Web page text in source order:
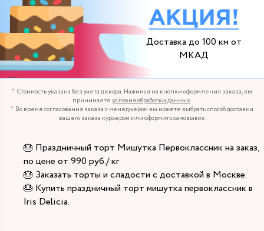
АКЦИЯ!
Доставка до 100 км от
МКАД
Стоимость указана без учета декора. Нажимая на кнопки оформления заказа, вы
принимаетеусловия обработки данных.
Во время согласования заказа с менеджером вы можете выбрать способ доставки
вашего заказа курьером или оформить самовывоз.
🎂 Праздничный торт Мишутка Первоклассник на заказ,
по цене от 990 руб./ кг
🎂 Заказать торты и сладости с доставкой в Москве.
🎂 Купить праздничный торт мишутка первоклассник в
Iris Delicia.